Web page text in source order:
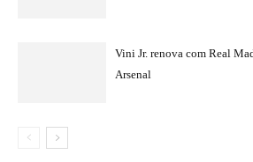
Vini Jr. renova com Real
Arsenal